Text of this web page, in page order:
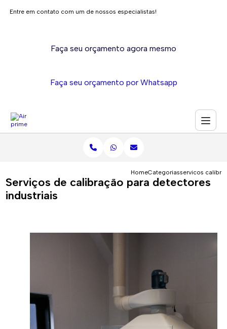
Entre em contato com um de nossos especialistas!
Faça seu orçamento agora mesmo
Faça seu orçamento por Whatsapp
HomeCategoriasservicos
Serviços de calibração para detectores
industriais